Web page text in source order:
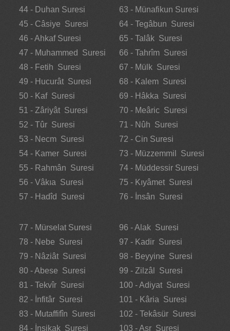
44 - Duhan Suresi
45 - Câsiye Suresi
46 - Ahkaf Suresi
47 - Muhammed Suresi
48 - Fetih Suresi
49 - Hucurât Suresi
50 - Kaf Suresi
51 - Zâriyât Suresi
52 - Tûr Suresi
53 - Necm Suresi
54 - Kamer Suresi
55 - Rahmân Suresi
56 - Vâkıa Suresi
57 - Hadîd Suresi
63 - Münafikun Suresi
64 - Tegâbun Suresi
65 - Talâk Suresi
66 - Tahrîm Suresi
67 - Mülk Suresi
68 - Kalem Suresi
69 - Hâkka Suresi
70 - Meâric Suresi
71 - Nûh Suresi
72 - Cin Suresi
73 - Müzzemmil Suresi
74 - Müddessir Suresi
75 - Kıyâmet Suresi
76 - İnsân Suresi
77 - Mürselat Suresi
78 - Nebe Suresi
79 - Nâziât Suresi
80 - Abese Suresi
81 - Tekvîr Suresi
82 - İnfitâr Suresi
83 - Mutaffifîn Suresi
84 - İnşikak Suresi
96 - Alak Suresi
97 - Kadir Suresi
98 - Beyyine Suresi
99 - Zilzâl Suresi
100 - Adiyat Suresi
101 - Kâria Suresi
102 - Tekâsür Suresi
103 - Asr Suresi